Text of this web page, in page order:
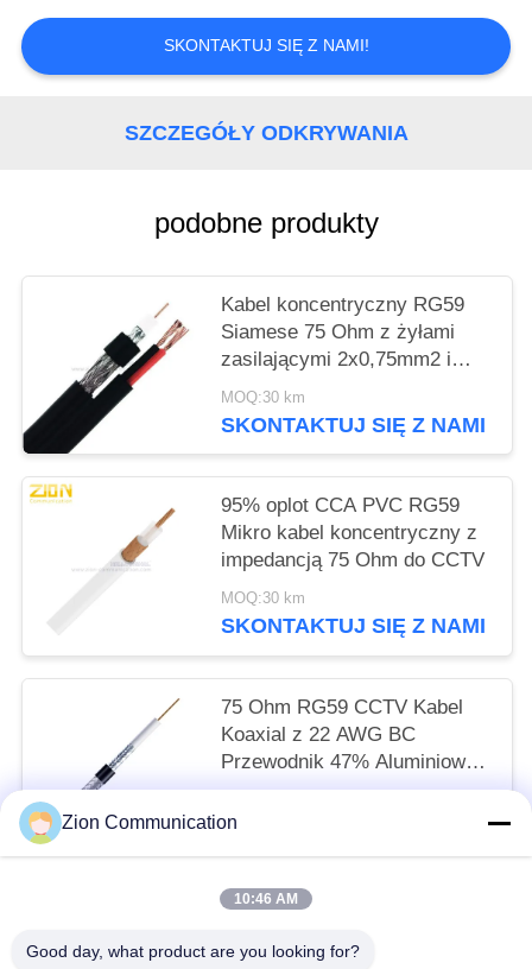
SKONTAKTUJ SIĘ Z NAMI!
SZCZEGÓŁY ODKRYWANIA
podobne produkty
Kabel koncentryczny RG59
Siamese 75 Ohm z żyłami
zasilającymi 2x0,75mm2 i
oplotem ekranującym BC 95%
do CCTV
MOQ:30 km
SKONTAKTUJ SIĘ Z NAMI
95% oplot CCA PVC RG59
Mikro kabel koncentryczny z
impedancją 75 Ohm do CCTV
MOQ:30 km
SKONTAKTUJ SIĘ Z NAMI
75 Ohm RG59 CCTV Kabel
Koaxial z 22 AWG BC
Przewodnik 47% Aluminiowy
Tarcza i PVC CM Jacket
SKONTAKTUJ SIĘ Z NAMI
Zion Communication
10:46 AM
Good day, what product are you looking for?